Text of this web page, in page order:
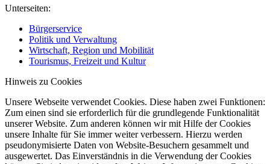
Unterseiten:
Bürgerservice
Politik und Verwaltung
Wirtschaft, Region und Mobilität
Tourismus, Freizeit und Kultur
Hinweis zu Cookies
Unsere Webseite verwendet Cookies. Diese haben zwei Funktionen:
Zum einen sind sie erforderlich für die grundlegende Funktionalität
unserer Website. Zum anderen können wir mit Hilfe der Cookies
unsere Inhalte für Sie immer weiter verbessern. Hierzu werden
pseudonymisierte Daten von Website-Besuchern gesammelt und
ausgewertet. Das Einverständnis in die Verwendung der Cookies